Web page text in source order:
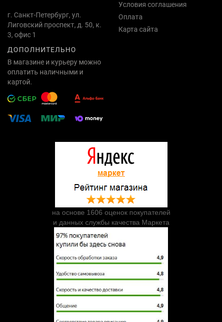
г. Санкт-Петербург, ул.
Лиговский проспект, д. 50, к.
3, офис 1
Условия соглашения
Оплата
Карта сайта
ДОПОЛНИТЕЛЬНО
В магазине и курьеру можно
оплатить наличными и
картой.
на основе 1606 оценок покупателей
и данных службы качества Маркета